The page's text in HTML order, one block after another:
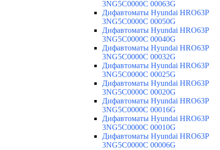
3NG5C0000C 00063G
Дифавтоматы Hyundai HRO63P
3NG5C0000C 00050G
Дифавтоматы Hyundai HRO63P
3NG5C0000C 00040G
Дифавтоматы Hyundai HRO63P
3NG5C0000C 00032G
Дифавтоматы Hyundai HRO63P
3NG5C0000C 00025G
Дифавтоматы Hyundai HRO63P
3NG5C0000C 00020G
Дифавтоматы Hyundai HRO63P
3NG5C0000C 00016G
Дифавтоматы Hyundai HRO63P
3NG5C0000C 00010G
Дифавтоматы Hyundai HRO63P
3NG5C0000C 00006G